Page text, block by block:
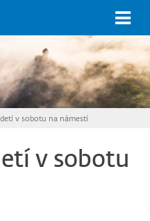
v sobotu na námestí
v sobotu